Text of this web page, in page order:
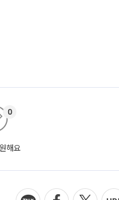
해요
0